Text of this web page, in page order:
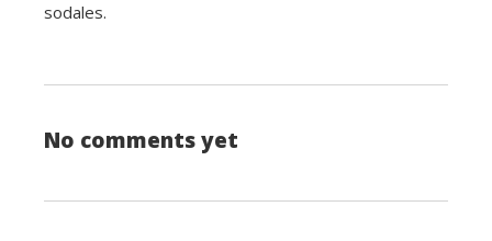
sodales.
No comments yet